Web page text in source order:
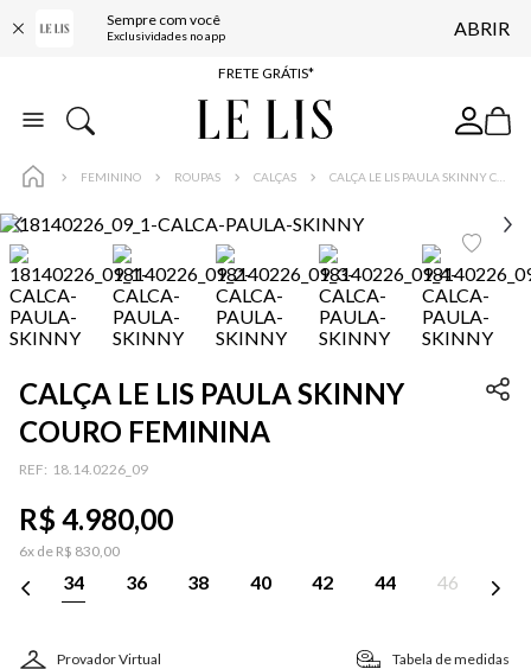
Sempre com você
Exclusividades no app ABRIR
ENTREGA EXPRESSA*
FRETE GRÁTIS*
BAIXE O APP
FEMININO ROUPAS CALÇAS
CALÇA LE LIS PAULA SKINNY
COURO FEMININA
: 18.14.0226_09
R$ 4.980,00
6x de R$ 830,00
34 36 38 40 42 44 46
Provador Virtual Tabela de medidas